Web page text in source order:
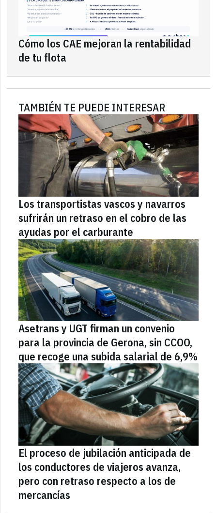
Cómo los CAE mejoran la rentabilidad
de tu flota
TAMBIÉN TE PUEDE INTERESAR
Los transportistas vascos y navarros
sufrirán un retraso en el cobro de las
ayudas por el carburante
Asetrans y UGT firman un convenio
para la provincia de Gerona, sin CCOO,
que recoge una subida salarial de 6,9%
El proceso de jubilación anticipada de
los conductores de viajeros avanza,
pero con retraso respecto a los de
mercancías